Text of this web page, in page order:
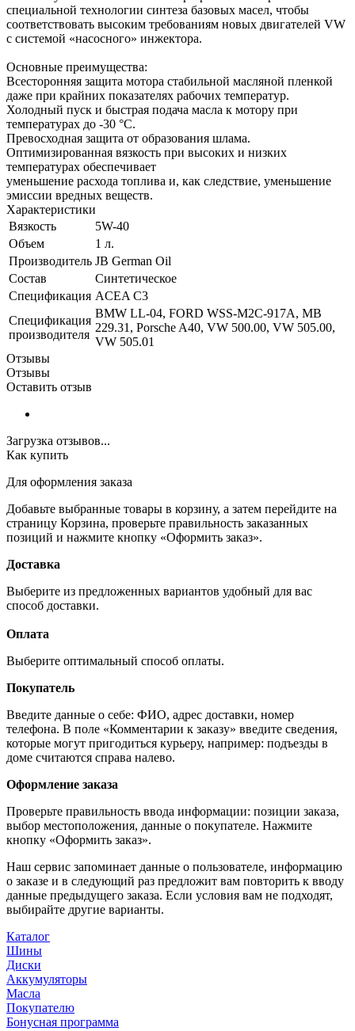
специальной технологии синтеза базовых масел, чтобы
соответствовать высоким требованиям новых двигателей VW
с системой «насосного» инжектора.
Основные преимущества:
Всесторонняя защита мотора стабильной масляной пленкой
даже при крайних показателях рабочих температур.
Холодный пуск и быстрая подача масла к мотору при
температурах до -30 °C.
Превосходная защита от образования шлама.
Оптимизированная вязкость при высоких и низких
температурах обеспечивает
уменьшение расхода топлива и, как следствие, уменьшение
эмиссии вредных веществ.
Характеристики
Вязкость
5W-40
Объем
1 л.
Производитель JB German Oil
Состав
Синтетическое
Спецификация ACEA C3
Спецификация
производителя
BMW LL-04, FORD WSS-M2C-917A, MB
229.31, Porsche A40, VW 500.00, VW 505.00,
VW 505.01
Отзывы
Отзывы
Оставить отзыв
Загрузка отзывов...
Как купить
Для оформления заказа
Добавьте выбранные товары в корзину, а затем перейдите на
страницу Корзина, проверьте правильность заказанных
позиций и нажмите кнопку «Оформить заказ».
Доставка
Выберите из предложенных вариантов удобный для вас
способ доставки.
Оплата
Выберите оптимальный способ оплаты.
Покупатель
Введите данные о себе: ФИО, адрес доставки, номер
телефона. В поле «Комментарии к заказу» введите сведения,
которые могут пригодиться курьеру, например: подъезды в
доме считаются справа налево.
Оформление заказа
Проверьте правильность ввода информации: позиции заказа,
выбор местоположения, данные о покупателе. Нажмите
кнопку «Оформить заказ».
Наш сервис запоминает данные о пользователе, информацию
о заказе и в следующий раз предложит вам повторить к вводу
данные предыдущего заказа. Если условия вам не подходят,
выбирайте другие варианты.
Каталог
Шины
Диски
Аккумуляторы
Масла
Покупателю
Бонусная программа